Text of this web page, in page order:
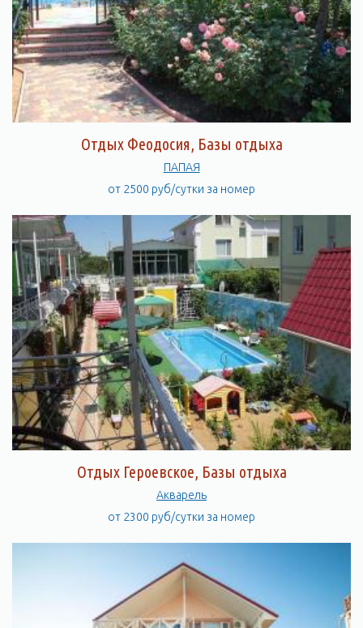
Отдых Феодосия, Базы отдыха
ПАПАЯ
от 2500 руб/сутки за номер
Отдых Героевское, Базы отдыха
Акварель
от 2300 руб/сутки за номер